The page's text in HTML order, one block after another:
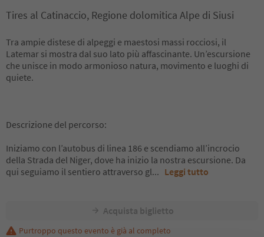
Tires al Catinaccio, Regione dolomitica Alpe di Siusi
Tra ampie distese di alpeggi e maestosi massi rocciosi, il
Latemar si mostra dal suo lato più affascinante. Un’escursione
che unisce in modo armonioso natura, movimento e luoghi di
quiete.
Descrizione del percorso:
Iniziamo con l’autobus di linea 186 e scendiamo all’incrocio
della Strada del Niger, dove ha inizio la nostra escursione. Da
qui seguiamo il sentiero attraverso gl... Leggi tutto
Acquista biglietto
Purtroppo questo evento è già al completo